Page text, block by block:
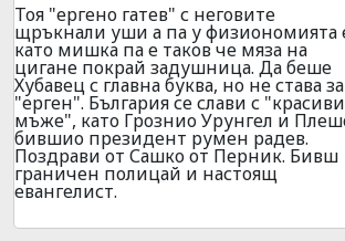
Тоя "ергено гатев" с неговите
щръкнали уши а па у физиономията
като мишка па е таков че мяза на
цигане покрай задушница. Да беше
Хубавец с главна буква, но не става за
"ерген". България се слави с "красиви
мъже", като Грознио Урунгел и
бившио президент румен радев.
Поздрави от Сашко от Перник. Бивш
граничен полицай и настоящ
евангелист.